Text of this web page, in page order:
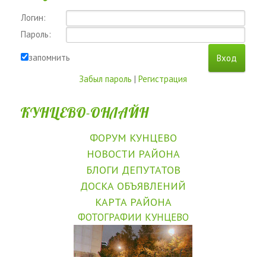
Логин:
Пароль:
запомнить
Забыл пароль | Регистрация
КУНЦЕВО-ОНЛАЙН
ФОРУМ КУНЦЕВО
НОВОСТИ РАЙОНА
БЛОГИ ДЕПУТАТОВ
ДОСКА ОБЪЯВЛЕНИЙ
КАРТА РАЙОНА
ФОТОГРАФИИ КУНЦЕВО